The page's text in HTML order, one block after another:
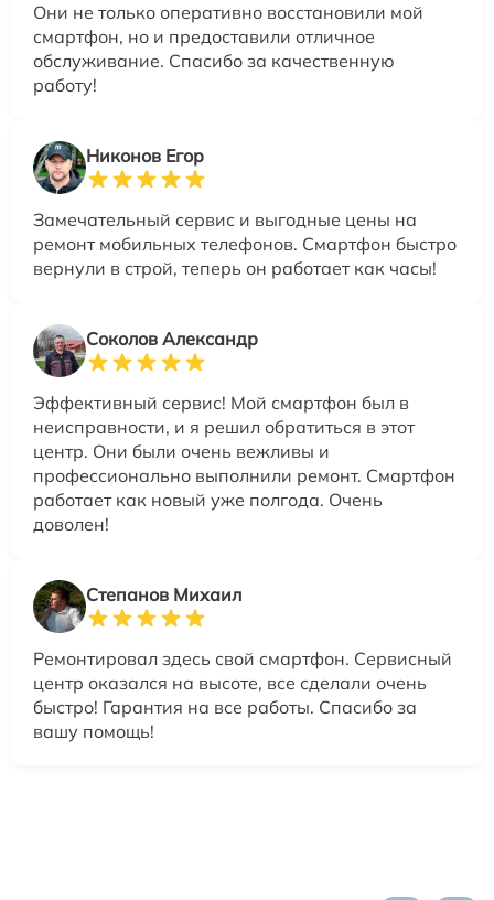
Они не только оперативно восстановили мой
смартфон, но и предоставили отличное
обслуживание. Спасибо за качественную
работу!
Никонов Егор
Замечательный сервис и выгодные цены на
ремонт мобильных телефонов. Смартфон быстро
вернули в строй, теперь он работает как часы!
Соколов Александр
Эффективный сервис! Мой смартфон был в
неисправности, и я решил обратиться в этот
центр. Они были очень вежливы и
профессионально выполнили ремонт. Смартфон
работает как новый уже полгода. Очень
доволен!
Степанов Михаил
Ремонтировал здесь свой смартфон. Сервисный
центр оказался на высоте, все сделали очень
быстро! Гарантия на все работы. Спасибо за
вашу помощь!